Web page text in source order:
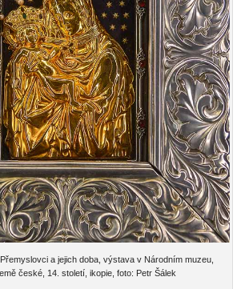
a jejich doba, výstava v Národním muzeu,
české, 14. století, ikopie, foto: Petr Šálek